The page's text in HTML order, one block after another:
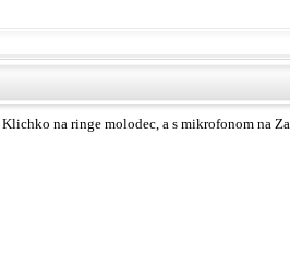
Klichko na ringe molodec, a s mikrofonom na